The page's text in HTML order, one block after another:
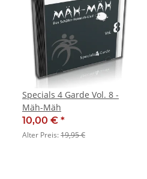
Specials 4 Garde Vol. 8 -
Mäh-Mäh
10,00 € *
Alter Preis:19,95 €